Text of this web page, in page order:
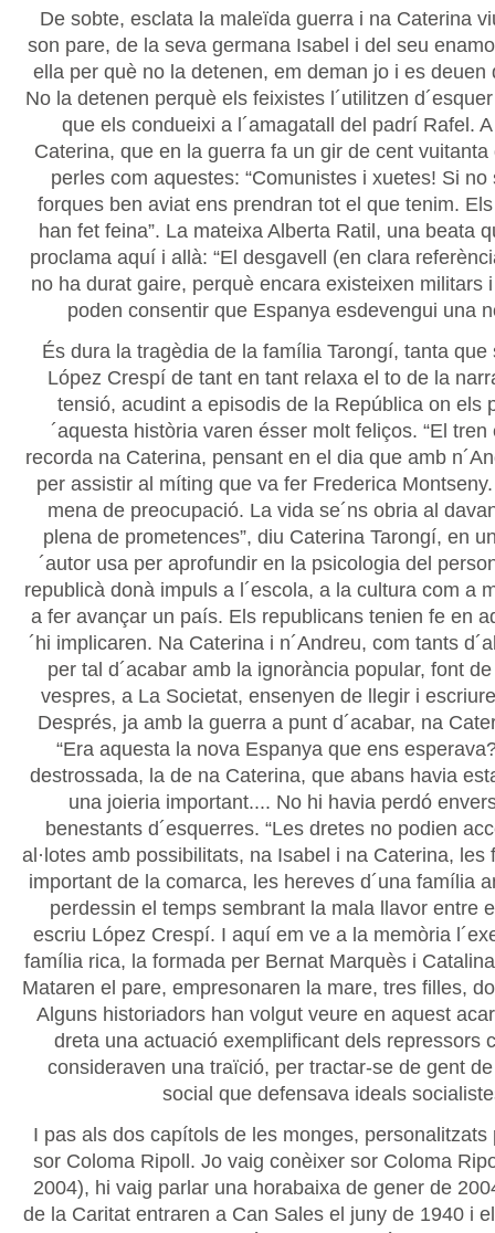
De sobte, esclata la maleïda guerra i na Caterina
son pare, de la seva germana Isabel i del seu
ella per què no la detenen, em deman jo i es deuen
No la detenen perquè els feixistes l´utilitzen
que els condueixi a l´amagatall del padrí Rafel.
Caterina, que en la guerra fa un gir de cent
perles com aquestes: “Comunistes i xuetes! Si no
forques ben aviat ens prendran tot el que tenim.
han fet feina”. La mateixa Alberta Ratil, una beata
proclama aquí i allà: “El desgavell (en clara
no ha durat gaire, perquè encara existeixen militars
poden consentir que Espanya esdevengui una
És dura la tragèdia de la família Tarongí, tanta que
López Crespí de tant en tant relaxa el to de la
tensió, acudint a episodis de la República on els
´aquesta història varen ésser molt feliços. “El tren
recorda na Caterina, pensant en el dia que amb
per assistir al míting que va fer Frederica
mena de preocupació. La vida se´ns obria al
plena de prometences”, diu Caterina Tarongí, en
´autor usa per aprofundir en la psicologia del
republicà donà impuls a l´escola, a la cultura com a
a fer avançar un país. Els republicans tenien fe en
´hi implicaren. Na Caterina i n´Andreu, com tants
per tal d´acabar amb la ignorància popular, font
vespres, a La Societat, ensenyen de llegir i
Després, ja amb la guerra a punt d´acabar, na
“Era aquesta la nova Espanya que ens
destrossada, la de na Caterina, que abans havia
una joieria important.... No hi havia perdó
benestants d´esquerres. “Les dretes no podien
al·lotes amb possibilitats, na Isabel i na Caterina, les
important de la comarca, les hereves d´una família
perdessin el temps sembrant la mala llavor entre
escriu López Crespí. I aquí em ve a la memòria
família rica, la formada per Bernat Marquès i
Mataren el pare, empresonaren la mare, tres filles,
Alguns historiadors han volgut veure en aquest
dreta una actuació exemplificant dels repressors
consideraven una traïció, per tractar-se de gent
social que defensava ideals
I pas als dos capítols de les monges, personalitzats
sor Coloma Ripoll. Jo vaig conèixer sor Coloma
2004), hi vaig parlar una horabaixa de gener de
de la Caritat entraren a Can Sales el juny de 1940 i